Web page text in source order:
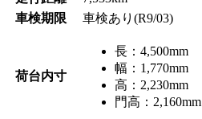
車検期限
車検あり(R9/03)
荷台内寸
長： 4,500mm
幅： 1,770mm
高： 2,230mm
門高： 2,160mm